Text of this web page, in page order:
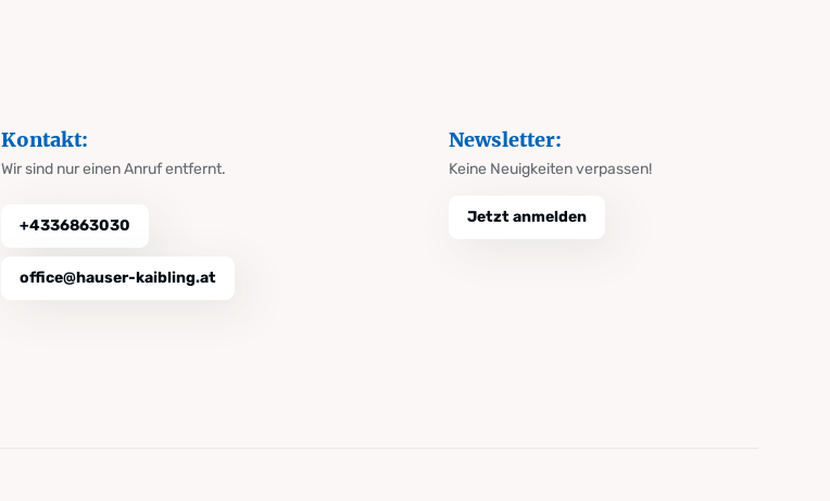
Kontakt:
Wir sind nur einen Anruf entfernt.
+4336863030
office@hauser-kaibling.at
Newsletter:
Keine Neuigkeiten verpassen!
Jetzt anmelden